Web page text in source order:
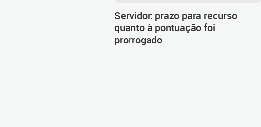
Servidor: prazo para recurso
quanto à pontuação foi
prorrogado